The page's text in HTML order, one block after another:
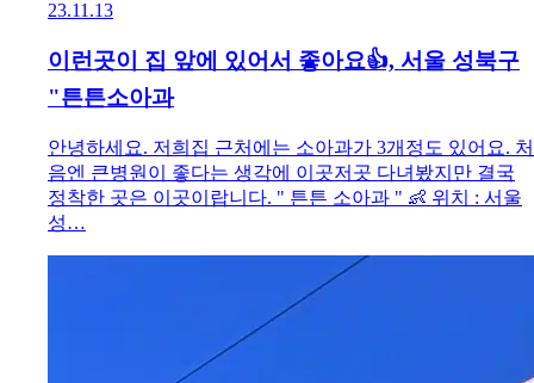
23.11.13
이런곳이 집 앞에 있어서 좋아요👍, 서울 성북구
"튼튼소아과
안녕하세요. 저희집 근처에는 소아과가 3개정도 있어요. 처
음엔 큰병원이 좋다는 생각에 이곳저곳 다녀봤지만 결국
정착한 곳은 이곳이랍니다. " 튼튼 소아과 " 👶 위치 : 서울
성…